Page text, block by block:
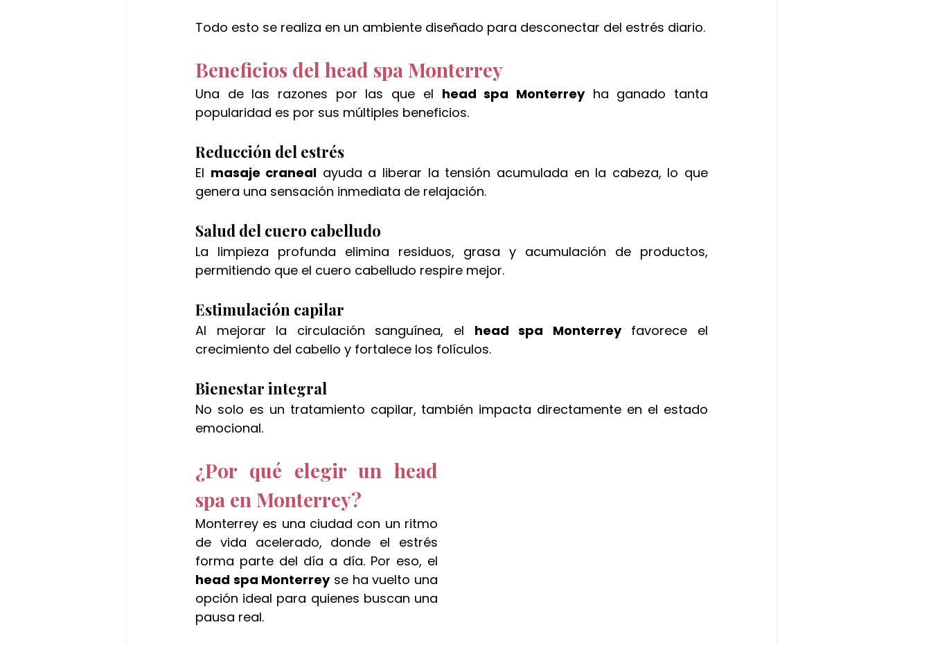
Todo esto se realiza en un ambiente diseñado para desconectar del estrés diario.
Beneficios del head spa Monterrey
Una de las razones por las que el head spa Monterrey ha ganado tanta
popularidad es por sus múltiples beneficios.
Reducción del estrés
El masaje craneal ayuda a liberar la tensión acumulada en la cabeza, lo que
genera una sensación inmediata de relajación.
Salud del cuero cabelludo
La limpieza profunda elimina residuos, grasa y acumulación de productos,
permitiendo que el cuero cabelludo respire mejor.
Estimulación capilar
Al mejorar la circulación sanguínea, el head spa Monterrey favorece el
crecimiento del cabello y fortalece los folículos.
Bienestar integral
No solo es un tratamiento capilar, también impacta directamente en el estado
emocional.
¿Por qué elegir un head
spa en Monterrey?
Monterrey es una ciudad con un ritmo
de vida acelerado, donde el estrés
head spa Monterrey se ha vuelto una
opción ideal para quienes buscan una
pausa real.